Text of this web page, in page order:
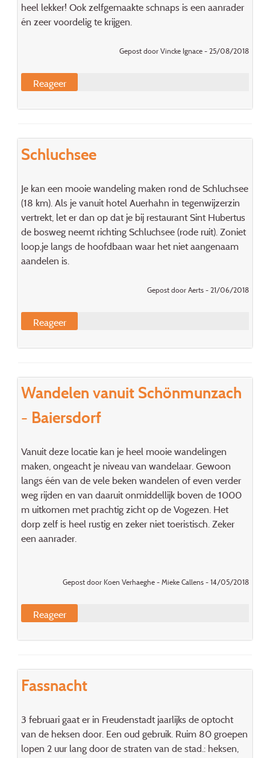
heel lekker! Ook zelfgemaakte schnaps is een aanrader
én zeer voordelig te krijgen.
Gepost door Vincke Ignace - 25/08/2018
Reageer
Schluchsee
Je kan een mooie wandeling maken rond de Schluchsee
(18 km). Als je vanuit hotel Auerhahn in tegenwijzerzin
vertrekt, let er dan op dat je bij restaurant Sint Hubertus
de bosweg neemt richting Schluchsee (rode ruit). Zoniet
loop,je langs de hoofdbaan waar het niet aangenaam
aandelen is.
Gepost door Aerts - 21/06/2018
Reageer
Wandelen vanuit Schönmunzach
- Baiersdorf
Vanuit deze locatie kan je heel mooie wandelingen
maken, ongeacht je niveau van wandelaar. Gewoon
langs één van de vele beken wandelen of even verder
weg rijden en van daaruit onmiddellijk boven de 1000
m uitkomen met prachtig zicht op de Vogezen. Het
dorp zelf is heel rustig en zeker niet toeristisch. Zeker
een aanrader.
Gepost door Koen Verhaeghe - Mieke Callens - 14/05/2018
Reageer
Fassnacht
3 februari gaat er in Freudenstadt jaarlijks de optocht
van de heksen door. Een oud gebruik. Ruim 80 groepen
lopen 2 uur lang door de straten van de stad.: heksen,